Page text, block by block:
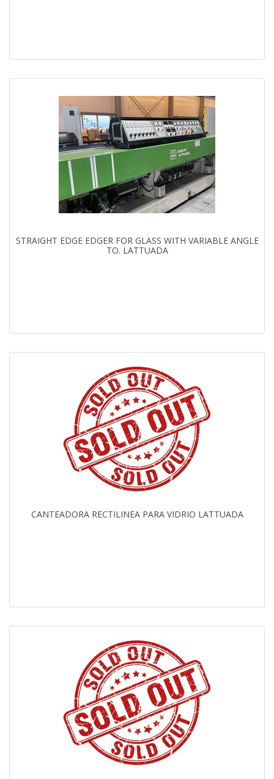
STRAIGHT EDGE EDGER FOR GLASS WITH VARIABLE ANGLE
TO. LATTUADA
CANTEADORA RECTILINEA PARA VIDRIO LATTUADA